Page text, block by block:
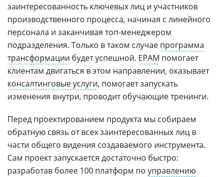
заинтересованность ключевых лиц и участников
производственного процесса, начиная с линейного
персонала и заканчивая топ-менеджером
подразделения. Только в таком случае программа
трансформации будет успешной. EPAM помогает
клиентам двигаться в этом направлении, оказывает
консалтинговые услуги, помогает запускать
изменения внутри, проводит обучающие тренинги.
Перед проектированием продукта мы собираем
обратную связь от всех заинтересованных лиц в
части общего видения создаваемого инструмента.
Сам проект запускается достаточно быстро:
разработав более 100 платформ по управлению